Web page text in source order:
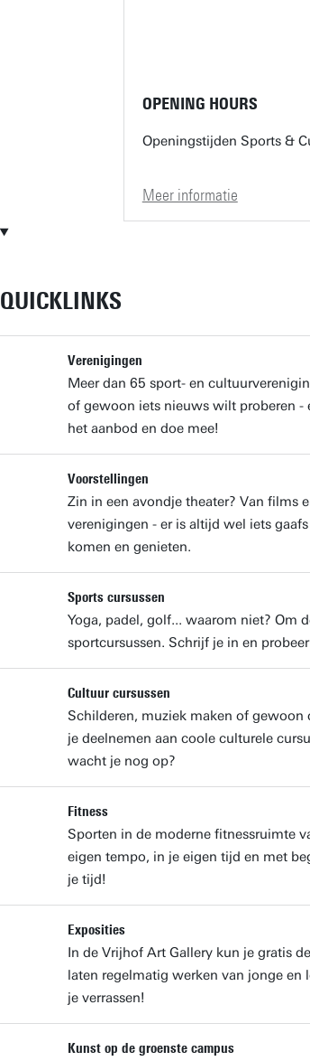
OPENING HOURS
Openingstijden Sports &
Meer informatie
QUICKLINKS
Verenigingen
Meer dan 65 sport- en
of gewoon iets nieuws wilt proberen -
het aanbod en doe mee!
Voorstellingen
Zin in een avondje theater? Van films
verenigingen - er is altijd wel iets
komen en genieten.
Sports cursussen
Yoga, padel, golf... waarom niet? Om
sportcursussen. Schrijf je in en
Cultuur cursussen
Schilderen, muziek maken of
je deelnemen aan coole culturele
wacht je nog op?
Fitness
Sporten in de moderne fitnessruimte
eigen tempo, in je eigen tijd en met
je tijd!
Exposities
In de Vrijhof Art Gallery kun je gratis
laten regelmatig werken van jonge en
je verrassen!
Kunst op de groenste campus